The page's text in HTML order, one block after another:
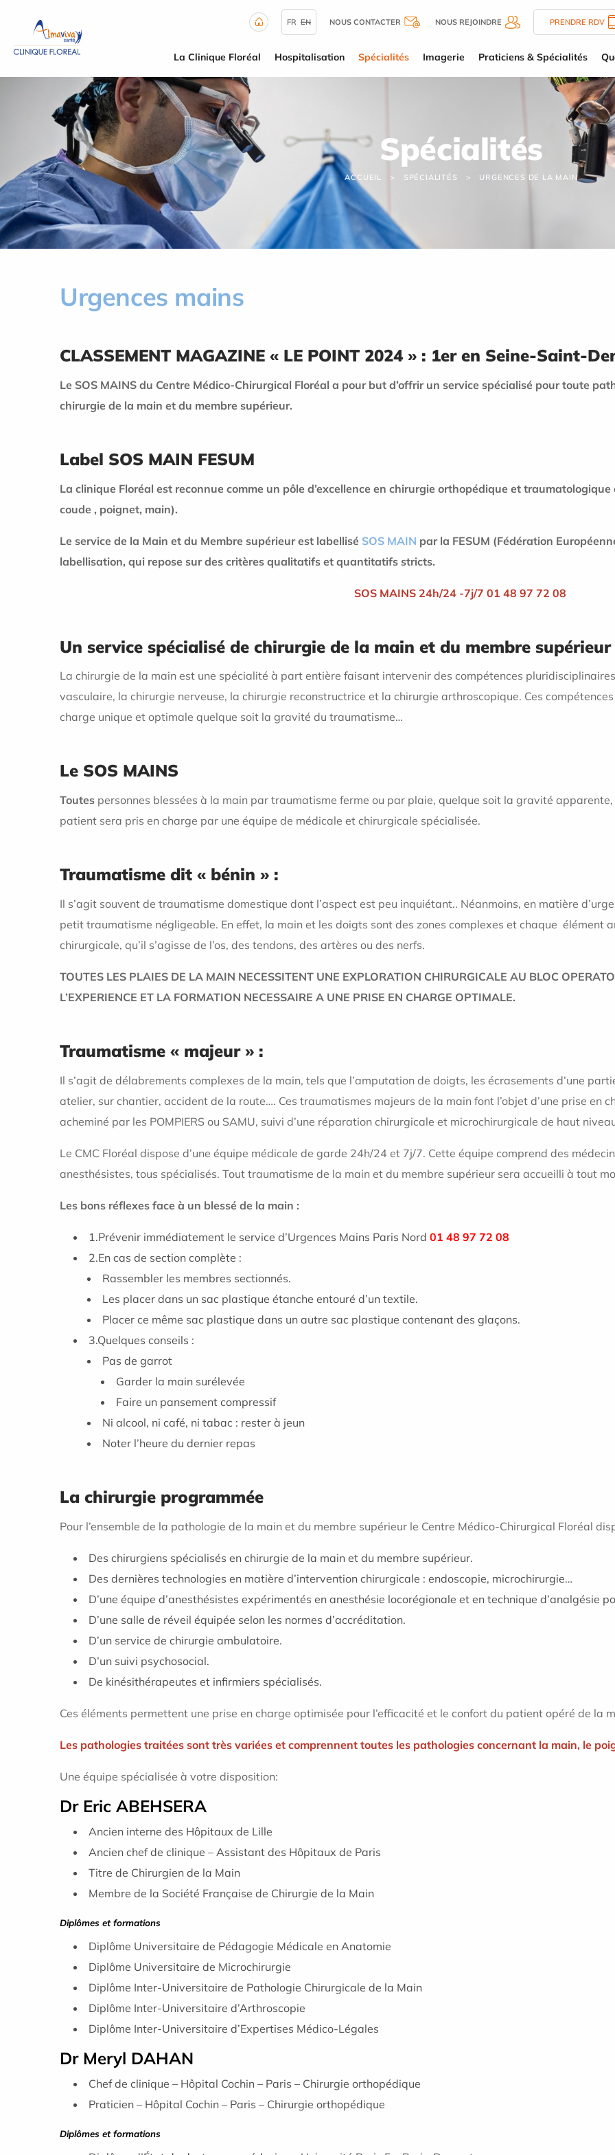
FR EN NOUS CONTACTER NOUS REJOINDRE PRENDRE RDV
La Clinique Floréal Hospitalisation Spécialités Imagerie Praticiens & Spécialités
Spécialités
ACCUEIL SPÉCIALITÉS URGENCES DE LA MAIN
Urgences mains
CLASSEMENT MAGAZINE « LE POINT 2024 » : 1er en Seine-Saint-
Le SOS MAINS du Centre Médico-Chirurgical Floréal a pour but d’offrir un service spécialisé pour toute
chirurgie de la main et du membre supérieur.
Label SOS MAIN FESUM
La clinique Floréal est reconnue comme un pôle d’excellence en chirurgie orthopédique et
coude , poignet, main).
Le service de la Main et du Membre supérieur est labellisé SOS MAIN par la FESUM (Fédération
labellisation, qui repose sur des critères qualitatifs et quantitatifs stricts.
SOS MAINS 24h/24 -7j/7 01 48 97 72 08
Un service spécialisé de chirurgie de la main et du membre supérieur
La chirurgie de la main est une spécialité à part entière faisant intervenir des compétences
vasculaire, la chirurgie nerveuse, la chirurgie reconstructrice et la chirurgie arthroscopique. Ces
charge unique et optimale quelque soit la gravité du traumatisme…
Le SOS MAINS
Toutes personnes blessées à la main par traumatisme ferme ou par plaie, quelque soit la gravité
patient sera pris en charge par une équipe de médicale et chirurgicale spécialisée.
Traumatisme dit « bénin » :
Il s’agit souvent de traumatisme domestique dont l’aspect est peu inquiétant.. Néanmoins, en matière
petit traumatisme négligeable. En effet, la main et les doigts sont des zones complexes et chaque élément
chirurgicale, qu’il s’agisse de l’os, des tendons, des artères ou des nerfs.
TOUTES LES PLAIES DE LA MAIN NECESSITENT UNE EXPLORATION CHIRURGICALE AU BLOC
L’EXPERIENCE ET LA FORMATION NECESSAIRE A UNE PRISE EN CHARGE OPTIMALE.
Traumatisme « majeur » :
Il s’agit de délabrements complexes de la main, tels que l’amputation de doigts, les écrasements d’une
atelier, sur chantier, accident de la route…. Ces traumatismes majeurs de la main font l’objet d’une prise en
acheminé par les POMPIERS ou SAMU, suivi d’une réparation chirurgicale et microchirurgicale de haut
Le CMC Floréal dispose d’une équipe médicale de garde 24h/24 et 7j/7. Cette équipe comprend des
anesthésistes, tous spécialisés. Tout traumatisme de la main et du membre supérieur sera accueilli à tout
Les bons réflexes face à un blessé de la main :
1.Prévenir immédiatement le service d’Urgences Mains Paris Nord 01 48 97 72 08
2.En cas de section complète :
Rassembler les membres sectionnés.
Les placer dans un sac plastique étanche entouré d’un textile.
Placer ce même sac plastique dans un autre sac plastique contenant des glaçons.
3.Quelques conseils :
Pas de garrot
Garder la main surélevée
Faire un pansement compressif
Ni alcool, ni café, ni tabac : rester à jeun
Noter l’heure du dernier repas
La chirurgie programmée
Pour l’ensemble de la pathologie de la main et du membre supérieur le Centre Médico-Chirurgical Floréal
Des chirurgiens spécialisés en chirurgie de la main et du membre supérieur.
Des dernières technologies en matière d’intervention chirurgicale : endoscopie, microchirurgie…
D’une équipe d’anesthésistes expérimentés en anesthésie locorégionale et en technique d’analgésie
D’une salle de réveil équipée selon les normes d’accréditation.
D’un service de chirurgie ambulatoire.
D’un suivi psychosocial.
De kinésithérapeutes et infirmiers spécialisés.
Ces éléments permettent une prise en charge optimisée pour l’efficacité et le confort du patient opéré de la
Les pathologies traitées sont très variées et comprennent toutes les pathologies concernant la main, le
Une équipe spécialisée à votre disposition:
Dr Eric ABEHSERA
Ancien interne des Hôpitaux de Lille
Ancien chef de clinique – Assistant des Hôpitaux de Paris
Titre de Chirurgien de la Main
Membre de la Société Française de Chirurgie de la Main
Diplômes et formations
Diplôme Universitaire de Pédagogie Médicale en Anatomie
Diplôme Universitaire de Microchirurgie
Diplôme Inter-Universitaire de Pathologie Chirurgicale de la Main
Diplôme Inter-Universitaire d’Arthroscopie
Diplôme Inter-Universitaire d’Expertises Médico-Légales
Dr Meryl DAHAN
Chef de clinique – Hôpital Cochin – Paris – Chirurgie orthopédique
Praticien – Hôpital Cochin – Paris – Chirurgie orthopédique
Diplômes et formations